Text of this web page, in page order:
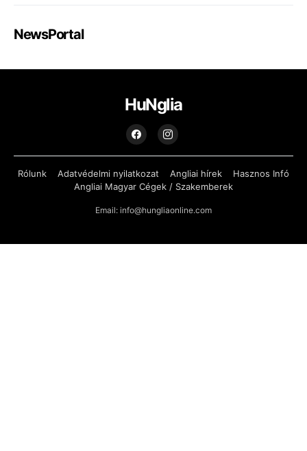
NewsPortal
HuNglia
Rólunk Adatvédelmi nyilatkozat Angliai hírek
Hasznos Infó
Angliai Magyar Cégek / Szakemberek
Email: info@hungliaonline.com